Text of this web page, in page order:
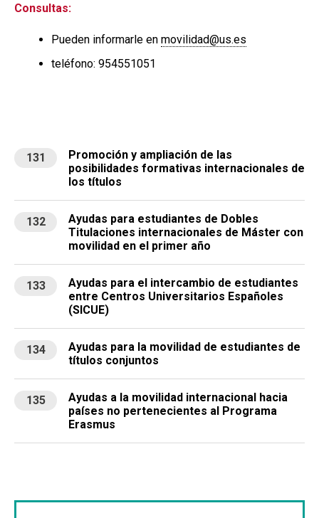
Consultas:
Pueden informarle en movilidad@us.es
teléfono: 954551051
131
Promoción y ampliación de las
posibilidades formativas internacionales de
los títulos
132
Ayudas para estudiantes de Dobles
Titulaciones internacionales de Máster con
movilidad en el primer año
133
Ayudas para el intercambio de estudiantes
entre Centros Universitarios Españoles
(SICUE)
134
Ayudas para la movilidad de estudiantes de
títulos conjuntos
135
Ayudas a la movilidad internacional hacia
países no pertenecientes al Programa
Erasmus